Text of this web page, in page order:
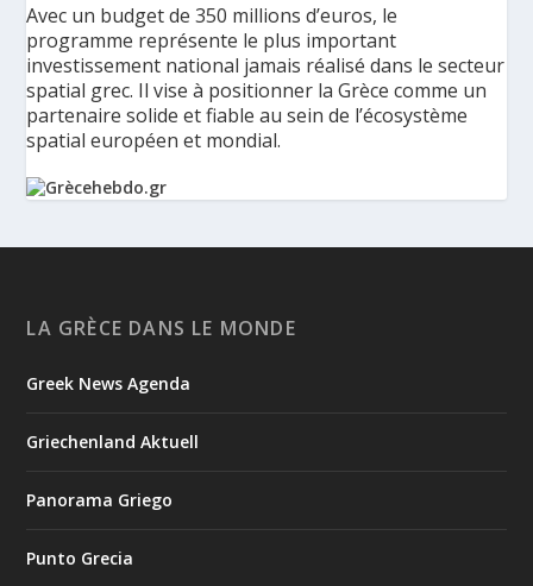
Avec un budget de 350 millions d’euros, le
programme représente le plus important
investissement national jamais réalisé dans le secteur
spatial grec. Il vise à positionner la Grèce comme un
partenaire solide et fiable au sein de l’écosystème
spatial européen et mondial.
350 millions d’euros pour renforcer la sécurité,
l’Intelligence artificielle a présenté les principaux axes de
la Grèce, une initiative de 350 millions d’euros destinée à
Grècehebdo.gr
2 days ago
LA GRÈCE DANS LE MONDE
Greek News Agenda
Griechenland Aktuell
Panorama Griego
Punto Grecia